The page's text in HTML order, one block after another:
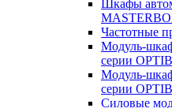
Шкафы
Частотные
Модуль-
серии
Модуль-
серии
Силовые